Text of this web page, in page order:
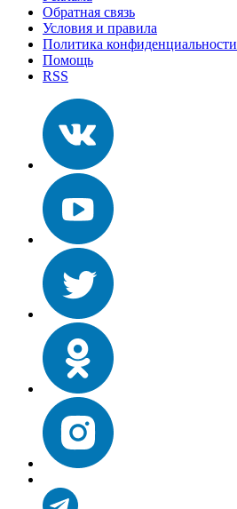
Обратная связь
Условия и правила
Политика конфиденциальности
Помощь
RSS